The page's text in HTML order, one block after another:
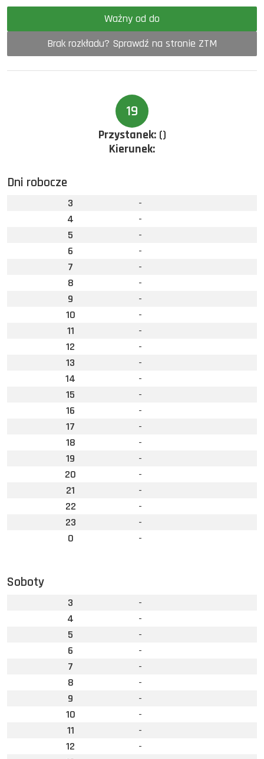
Ważny od do
Brak rozkładu? Sprawdź na stronie ZTM
19
Przystanek:()
Kierunek:
Dni robocze
3
-
4
-
5
-
6
-
7
-
8
-
9
-
10
-
11
-
12
-
13
-
14
-
15
-
16
-
17
-
18
-
19
-
20
-
21
-
22
-
23
-
0
-
Soboty
3
-
4
-
5
-
6
-
7
-
8
-
9
-
10
-
11
-
12
-